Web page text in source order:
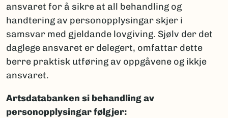
ansvaret for å sikre at all behandling og
handtering av personopplysingar skjer i
samsvar med gjeldande lovgiving. Sjølv der det
daglege ansvaret er delegert, omfattar dette
berre praktisk utføring av oppgåvene og ikkje
ansvaret.
Artsdatabanken si behandling av
personopplysingar følgjer: